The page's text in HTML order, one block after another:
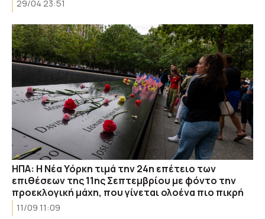
29/04 23:51
ΗΠΑ: Η Νέα Υόρκη τιμά την 24η επέτειο των
επιθέσεων της 11ης Σεπτεμβρίου με φόντο την
προεκλογική μάχη, που γίνεται ολοένα πιο πικρή
11/09 11:09